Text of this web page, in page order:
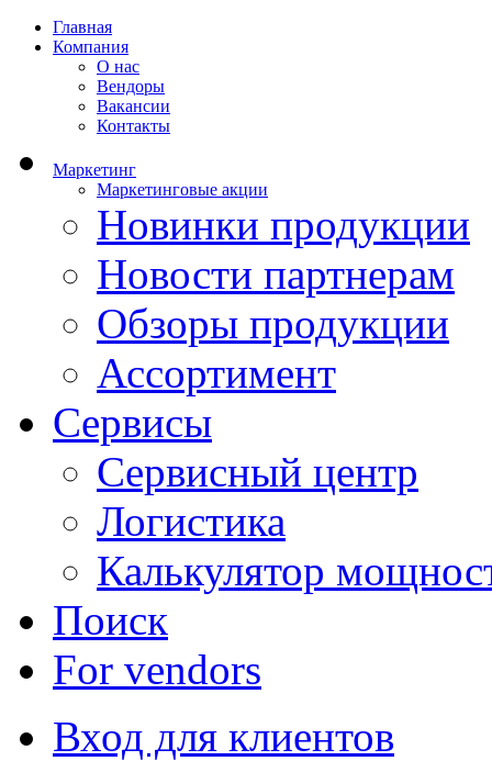
Главная
Компания
О нас
Вендоры
Вакансии
Контакты
Маркетинг
Маркетинговые акции
Новинки продукции
Новости партнерам
Обзоры продукции
Ассортимент
Сервисы
Сервисный центр
Логистика
Калькулятор
Поиск
For vendors
Вход для клиентов